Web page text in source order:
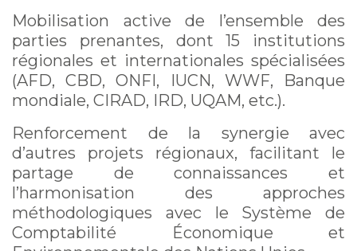
Mobilisation active de l’ensemble des
parties prenantes, dont 15 institutions
régionales et internationales spécialisées
(AFD, CBD, ONFI, IUCN, WWF, Banque
mondiale, CIRAD, IRD, UQAM, etc.).
Renforcement de la synergie avec
d’autres projets régionaux, facilitant le
partage de connaissances et
l’harmonisation des approches
méthodologiques avec le Système de
Comptabilité Économique et